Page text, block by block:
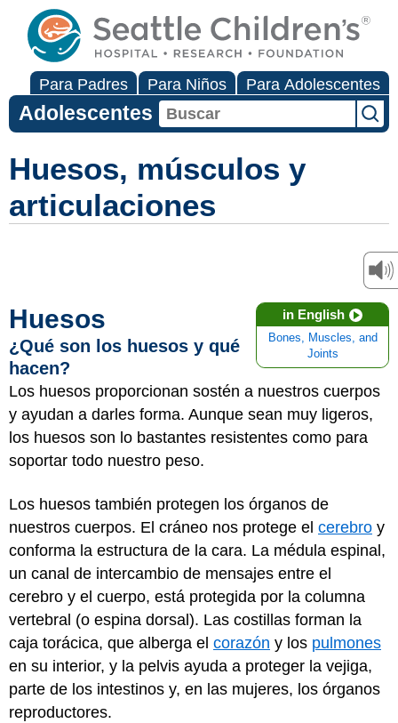
Para Padres Para Niños Para Adolescentes
Adolescentes
Huesos, músculos y
articulaciones
in English
Bones, Muscles, and
Joints
Huesos
¿Qué son los huesos y qué
hacen?
Los huesos proporcionan sostén a nuestros cuerpos
y ayudan a darles forma. Aunque sean muy ligeros,
los huesos son lo bastantes resistentes como para
soportar todo nuestro peso.
Los huesos también protegen los órganos de
nuestros cuerpos. El cráneo nos protege el cerebro y
conforma la estructura de la cara. La médula espinal,
un canal de intercambio de mensajes entre el
cerebro y el cuerpo, está protegida por la columna
vertebral (o espina dorsal). Las costillas forman la
caja torácica, que alberga el corazón y los pulmones
en su interior, y la pelvis ayuda a proteger la vejiga,
parte de los intestinos y, en las mujeres, los órganos
reproductores.